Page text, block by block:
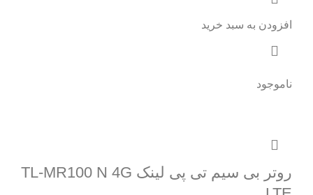
افزودن به سبد خرید
ناموجود
روتر بی سیم تی پی لینک TL-MR100 N 4G